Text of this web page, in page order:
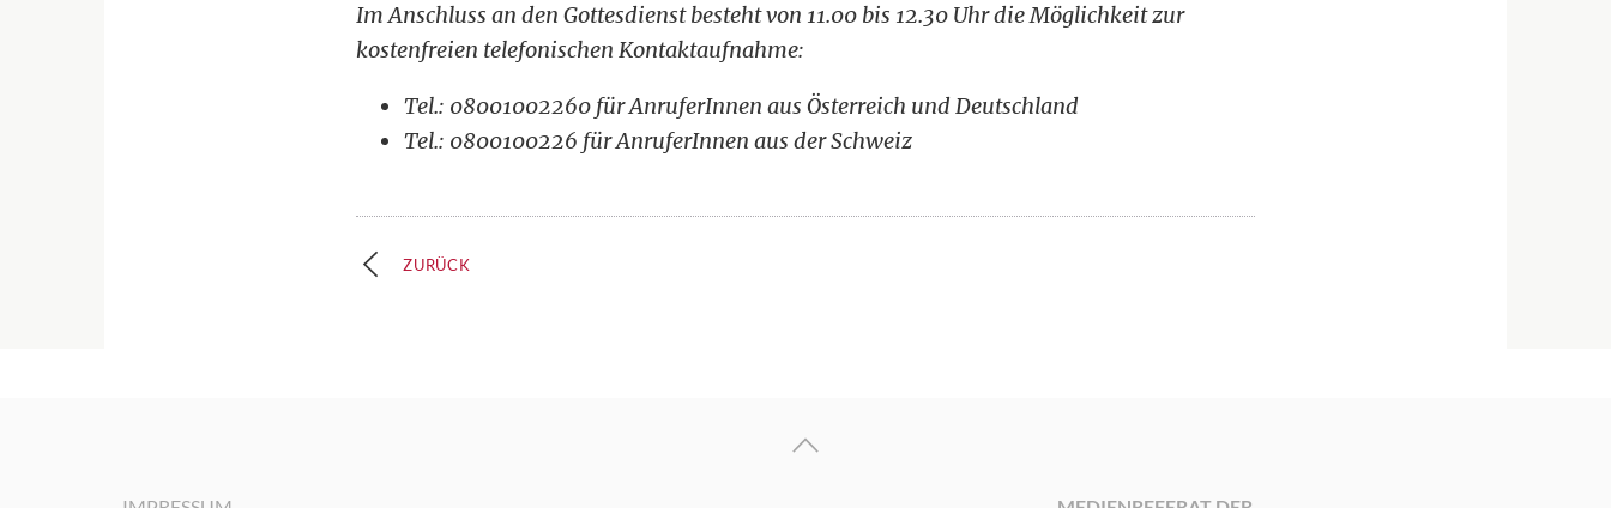
Im Anschluss an den Gottesdienst besteht von 11.00 bis 12.30 Uhr die Möglichkeit zur
kostenfreien telefonischen Kontaktaufnahme:
Tel.: 08001002260 für AnruferInnen aus Österreich und Deutschland
Tel.: 0800100226 für AnruferInnen aus der Schweiz
ZURÜCK